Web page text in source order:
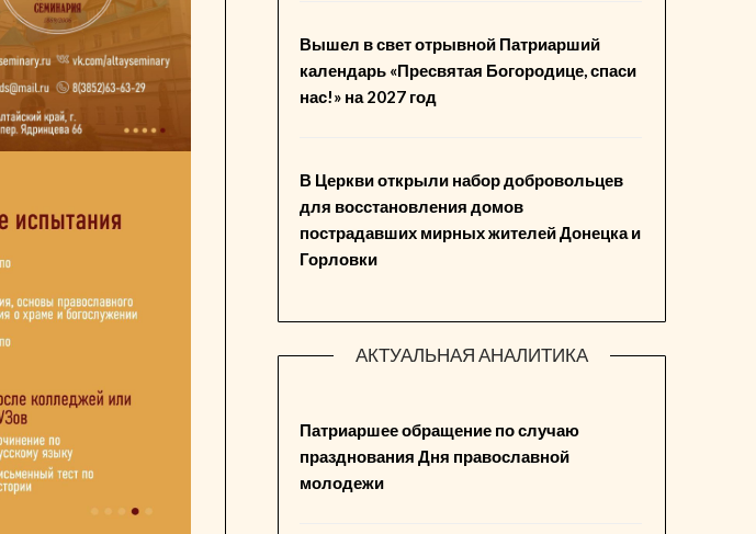
Вышел в свет отрывной Патриарший
календарь «Пресвятая Богородице, спаси
нас!» на 2027 год
В Церкви открыли набор добровольцев
для восстановления домов
пострадавших мирных жителей Донецка и
Горловки
АКТУАЛЬНАЯ АНАЛИТИКА
Патриаршее обращение по случаю
празднования Дня православной
молодежи